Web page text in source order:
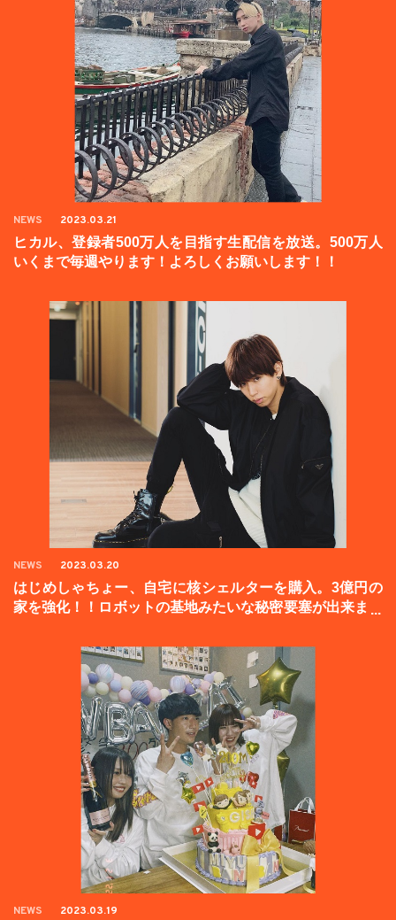
NEWS 2023.03.21
ヒカル、登録者500万人を目指す生配信を放送。500万人
いくまで毎週やります！よろしくお願いします！！
NEWS 2023.03.20
はじめしゃちょー、自宅に核シェルターを購入。3億円の
家を強化！！ロボットの基地みたいな秘密要塞が出来まし
NEWS 2023.03.19